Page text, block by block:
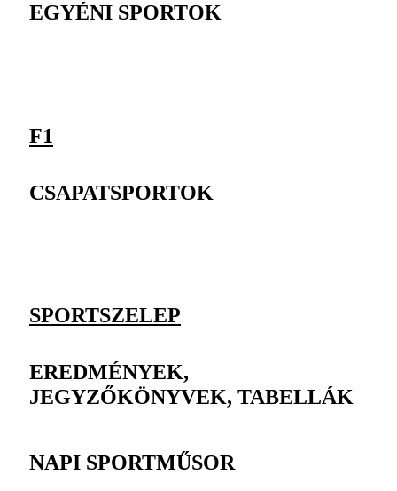
EGYÉNI SPORTOK
F1
CSAPATSPORTOK
SPORTSZELEP
EREDMÉNYEK,
JEGYZŐKÖNYVEK, TABELLÁK
NAPI SPORTMŰSOR